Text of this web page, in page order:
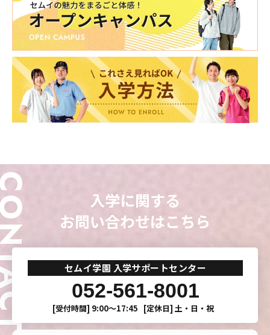
入学に関する
お問い合わせはこちら
セムイ学園 入学サポートセンター
052-561-8001
[受付時間] 9:00〜17:45 [定休日] 土・日・祝
東海医療科学
専門学校
専門学校
CLOSE
東海医療科学
専門学校
専門学校
CLOSE
東海医療科学
専門学校
専門学校
CLOSE
東海医療科学
専門学校
専門学校
CLOSE